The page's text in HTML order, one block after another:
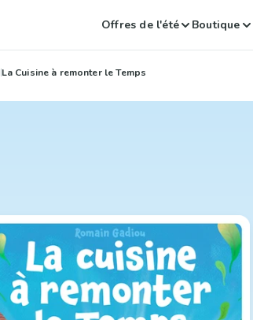
Offres de l'été Boutique
La Cuisine à remonter le Temps